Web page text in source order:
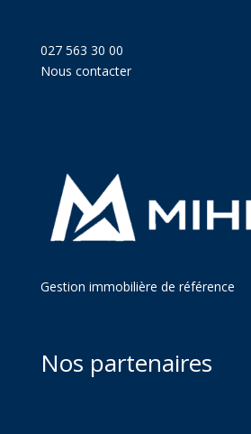
027 563 30 00
Nous contacter
Gestion immobilière de référence
Nos partenaires